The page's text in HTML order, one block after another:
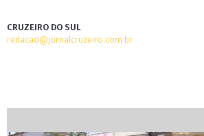
CRUZEIRO DO SUL
redacao@jornalcruzeiro.com.br